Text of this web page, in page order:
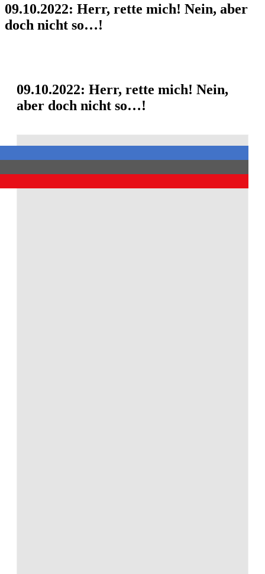
09.10.2022: Herr, rette mich! Nein, aber
doch nicht so…!
09.10.2022: Herr, rette mich! Nein,
aber doch nicht so…!